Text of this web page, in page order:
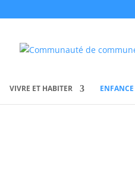
VIVRE ET HABITER ENFANCE